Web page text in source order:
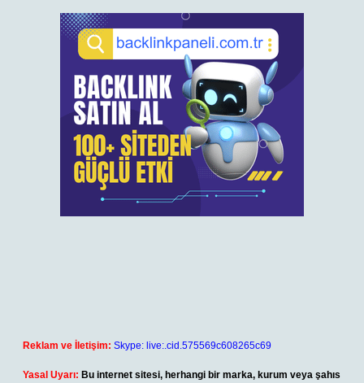
Reklam ve İletişim: Skype: live:.cid.575569c608265c69
Yasal Uyarı: Bu internet sitesi, herhangi bir marka, kurum veya şahıs